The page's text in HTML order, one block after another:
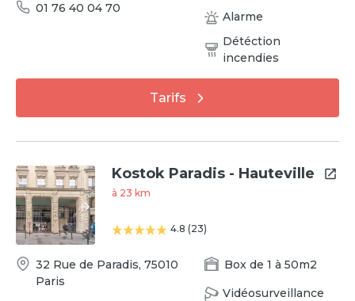
01 76 40 04 70
Alarme
Détéction
incendies
Tarifs
Kostok Paradis - Hauteville
à 23 km
4.8 (23)
32 Rue de Paradis, 75010
Paris
Boxde 1 à 50m2
Vidéosurveillance